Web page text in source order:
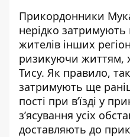
Прикордонники
нерідко затримують
жителів інших
ризикуючи життям,
Тису. Як правило,
затримують ще
пості при в’їзді у
з’ясування усіх
доставляють до